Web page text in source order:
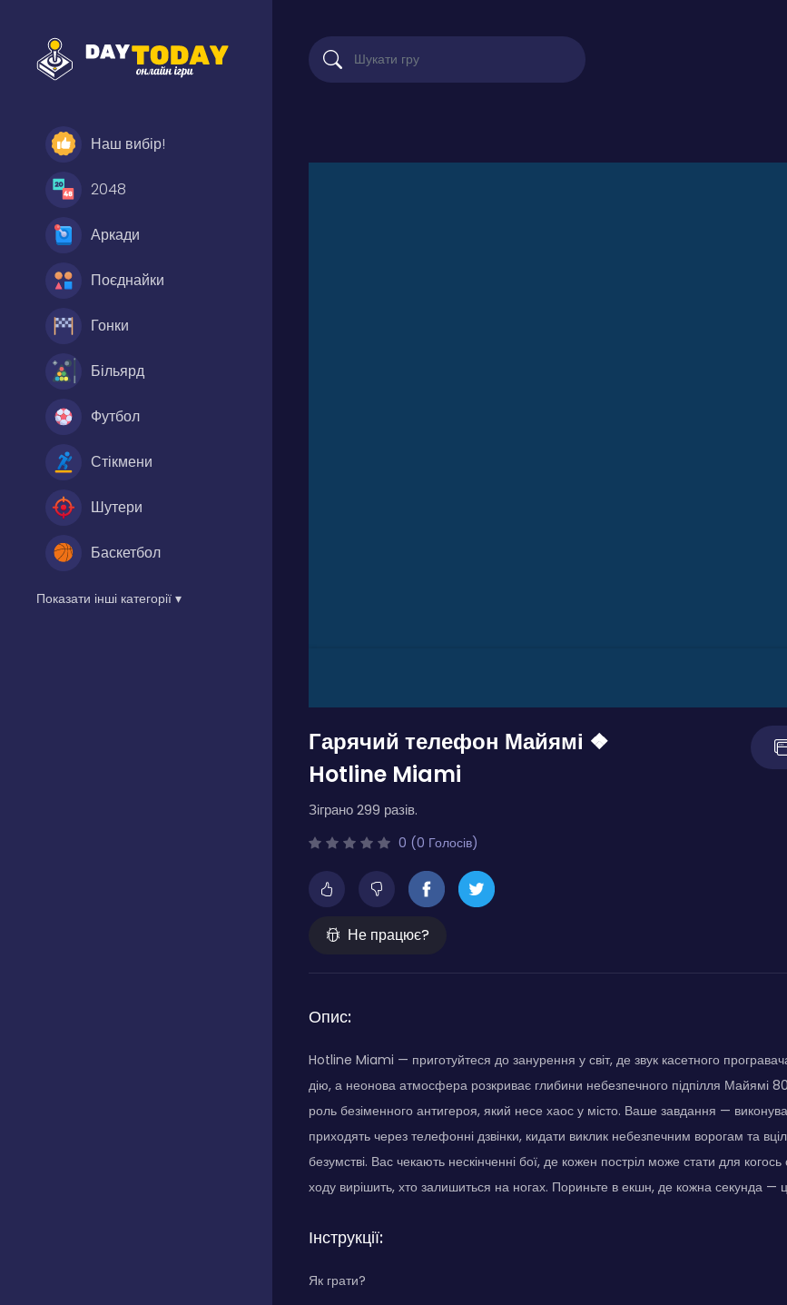
Наш вибір!
2048
Аркади
Поєднайки
Гонки
Більярд
Футбол
Стікмени
Шутери
Баскетбол
Показати інші категорії ▾
Гарячий телефон Майямі ❖
Hotline Miami
Зіграно 299 разів.
0 (0 Голосів)
Не працює?
Опис:
Hotline Miami — приготуйтеся до занурення у світ, де звук касетного
дію, а неонова атмосфера розкриває глибини небезпечного підпілля Майямі
роль безіменного антигероя, який несе хаос у місто. Ваше завдання —
приходять через телефонні дзвінки, кидати виклик небезпечним ворогам та
безумстві. Вас чекають нескінченні бої, де кожен постріл може стати для
ходу вирішить, хто залишиться на ногах. Пориньте в екшн, де кожна секунда —
Інструкції:
Як грати?